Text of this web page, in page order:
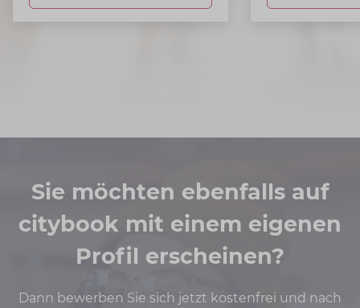
Sie möchten ebenfalls auf
citybook mit einem eigenen
Profil erscheinen?
Dann bewerben Sie sich jetzt kostenfrei und nach